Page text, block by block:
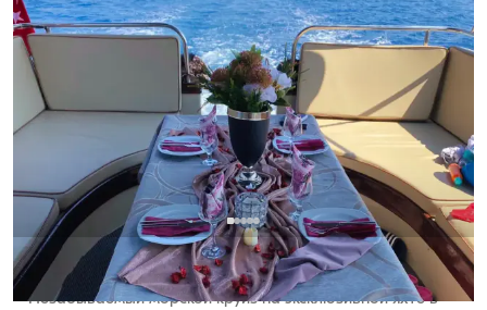
Antalya Merkez, Antalya 5.0(1 отзыв)
Незабываемый морской круиз на эксклюзивной яхте в